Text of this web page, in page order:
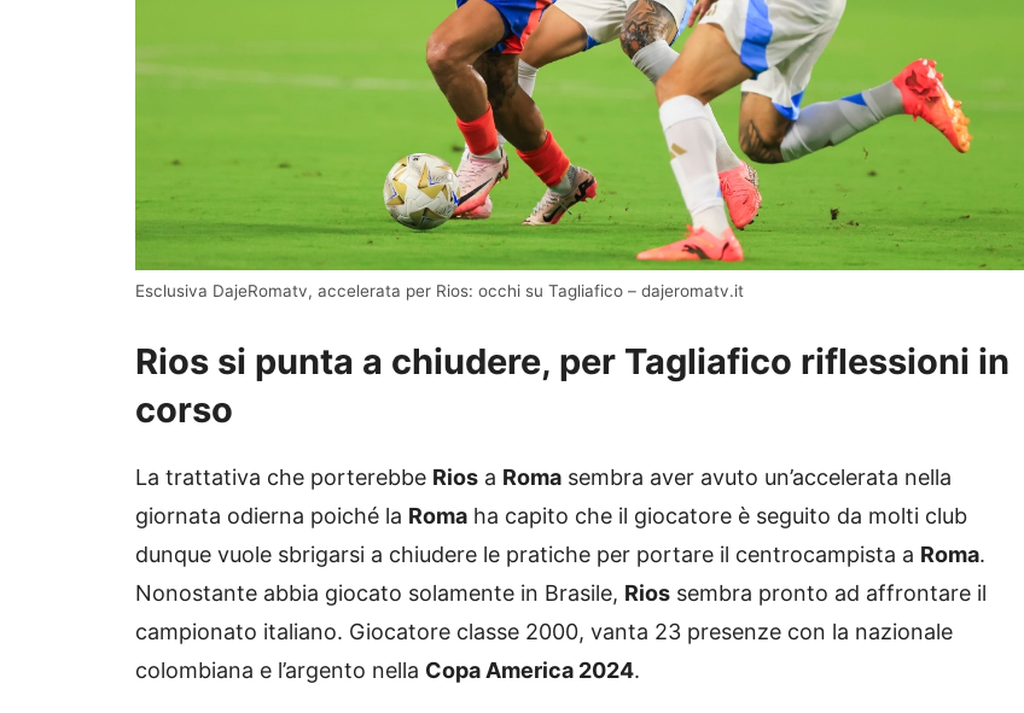
Esclusiva DajeRomatv, accelerata per Rios: occhi su Tagliafico – dajeromatv.it
Rios si punta a chiudere, per Tagliafico riflessioni in
corso
La trattativa che porterebbe Rios a Roma sembra aver avuto un’accelerata nella
giornata odierna poiché la Roma ha capito che il giocatore è seguito da molti club
dunque vuole sbrigarsi a chiudere le pratiche per portare il centrocampista a Roma.
Nonostante abbia giocato solamente in Brasile, Rios sembra pronto ad affrontare il
campionato italiano. Giocatore classe 2000, vanta 23 presenze con la nazionale
colombiana e l’argento nella Copa America 2024.